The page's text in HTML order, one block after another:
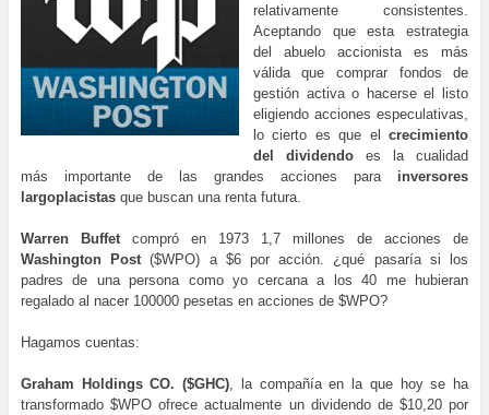
relativamente consistentes.
Aceptando que esta estrategia
del abuelo accionista es más
válida que comprar fondos de
gestión activa o hacerse el listo
eligiendo acciones especulativas,
lo cierto es que elcrecimiento
del dividendo es la cualidad
más importante de las grandes acciones para inversores
largoplacistasque buscan una renta futura.
Warren Buffet compró en 1973 1,7 millones de acciones de
Washington Post ($WPO) a $6 por acción. ¿qué pasaría si los
padres de una persona como yo cercana a los 40 me hubieran
regalado al nacer 100000 pesetas en acciones de $WPO?
Hagamos cuentas:
Graham Holdings CO. ($GHC) , la compañía en la que hoy se ha
transformado $WPO ofrece actualmente un dividendo de $10,20 por